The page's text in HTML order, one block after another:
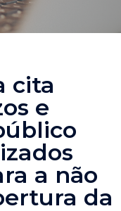
cita
e
a não
da